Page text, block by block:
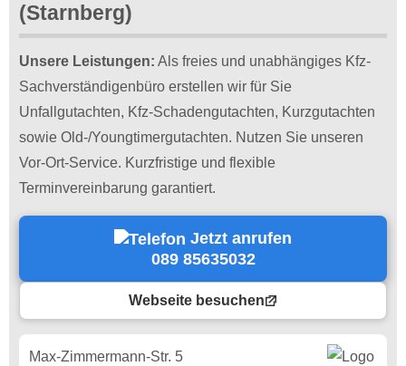
(Starnberg)
Unsere Leistungen: Als freies und unabhängiges Kfz-
Sachverständigenbüro erstellen wir für Sie
Unfallgutachten, Kfz-Schadengutachten, Kurzgutachten
sowie Old-/Youngtimergutachten. Nutzen Sie unseren
Vor-Ort-Service. Kurzfristige und flexible
Terminvereinbarung garantiert.
Jetzt anrufen
089 85635032
Webseite besuchen
Max-Zimmermann-Str. 5